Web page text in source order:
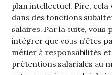
plan intellectuel. Pire, cela
dans des fonctions
salaires. Par la suite,
intégrer que vous n’êtes
métier à responsabilités
prétentions salariales au